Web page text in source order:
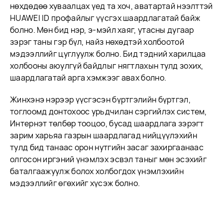
нөхдөдөө хуваалцах үед та хоч, аватартай нээлттэй
HUAWEI ID профайлыг үүсгэх шаардлагатай байж
болно. Мөн бид нэр, э-мэйл хаяг, утасны дугаар
зэрэг таны гэр бүл, найз нөхөдтэй холбоотой
мэдээллийг цуглуулж болно. Бид тэдний харилцаа
холбооны аюулгүй байдлыг нягтлахын тулд зохих,
шаардлагатай арга хэмжээг авах болно.
Жинхэнэ нэрээр үүсгэсэн бүртгэлийн бүртгэл,
тоглоомд донтохоос урьдчилан сэргийлэх систем,
Интернэт төлбөр тооцоо, бусад шаардлага зэрэгт
зарим харьяа газрын шаардлагад нийцүүлэхийн
тулд бид танаас орон нутгийн засаг захиргаанаас
олгосон иргэний үнэмлэх эсвэл таныг мөн эсэхийг
баталгаажуулж болох холбогдох үнэмлэхийн
мэдээллийг өгөхийг хүсэж болно.